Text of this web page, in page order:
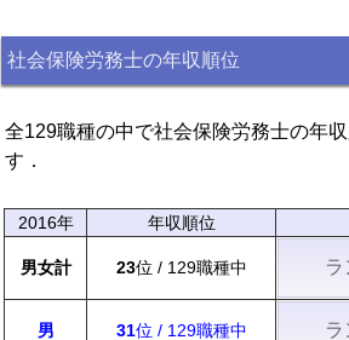
社会保険労務士の年収順位
全129職種の中で社会保険労務士の年
す．
2016年 年収順位
男女計 23位 / 129職種中 ラ
男 31位 / 129職種中 ラ